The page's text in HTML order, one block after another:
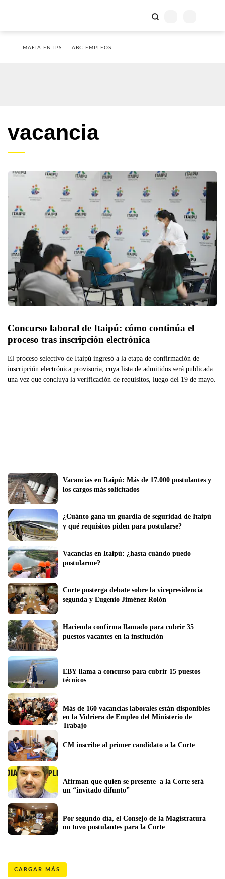
MAFIA EN IPS ABC EMPLEOS
vacancia
Concurso laboral de Itaipú: cómo continúa el
proceso tras inscripción electrónica
El proceso selectivo de Itaipú ingresó a la etapa de confirmación de
inscripción electrónica provisoria, cuya lista de admitidos será publicada
una vez que concluya la verificación de requisitos, luego del 19 de mayo.
Vacancias en Itaipú: Más de 17.000 postulantes y
los cargos más solicitados
¿Cuánto gana un guardia de seguridad de Itaipú
y qué requisitos piden para postularse?
Vacancias en Itaipú: ¿hasta cuándo puedo
postularme?
Corte posterga debate sobre la vicepresidencia
segunda y Eugenio Jiménez Rolón
Hacienda confirma llamado para cubrir 35
puestos vacantes en la institución
EBY llama a concurso para cubrir 15 puestos
técnicos
Más de 160 vacancias laborales están disponibles
en la Vidriera de Empleo del Ministerio de
Trabajo
CM inscribe al primer candidato a la Corte
Afirman que quien se presente  a la Corte será
un “invitado difunto”
Por segundo día, el Consejo de la Magistratura
no tuvo postulantes para la Corte
CARGAR MÁS